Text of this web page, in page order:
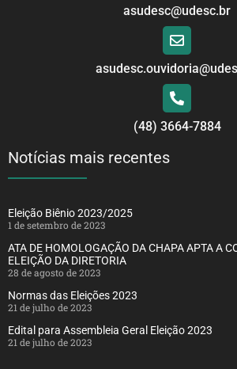
asudesc@udesc.br
(48) 3664-7884
Notícias mais recentes
Eleição Biênio 2023/2025
1 de setembro de 2023
ATA DE HOMOLOGAÇÃO DA CHAPA APTA A
ELEIÇÃO DA DIRETORIA
28 de agosto de 2023
Normas das Eleições 2023
21 de julho de 2023
Edital para Assembleia Geral Eleição 2023
21 de julho de 2023